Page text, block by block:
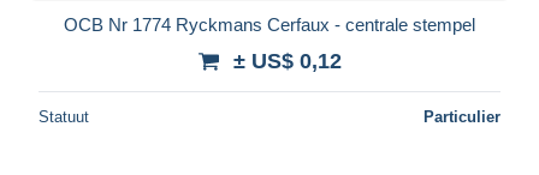
Woonplaats van de verkoper
OCB Nr 1774 Ryckmans Cerfaux - centrale stempel
± US$ 0,12
Statuut Particulier